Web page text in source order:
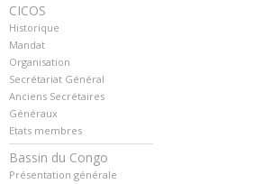
CICOS
Historique
Mandat
Organisation
Secrétariat Général
Anciens Secrétaires
Généraux
Etats membres
Bassin du Congo
Présentation générale